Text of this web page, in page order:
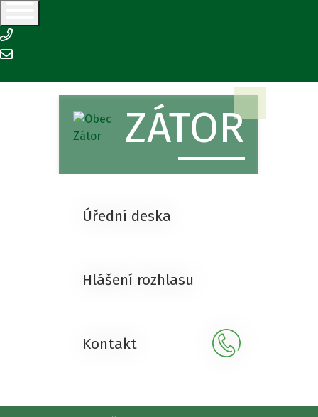
+420 554 645 126
podatelna@zator.cz
ZÁTOR
Úřední deska
Hlášení rozhlasu
Kontakt